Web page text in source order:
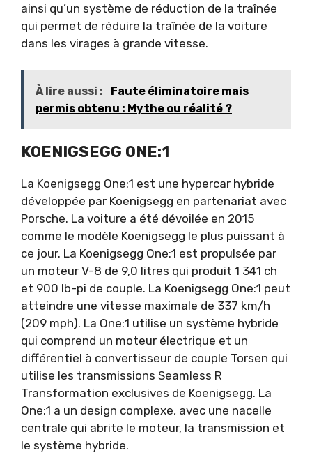
ainsi qu’un système de réduction de la traînée
qui permet de réduire la traînée de la voiture
dans les virages à grande vitesse.
À lire aussi :
Faute éliminatoire mais
permis obtenu : Mythe ou réalité ?
KOENIGSEGG ONE:1
La Koenigsegg One:1 est une hypercar hybride
développée par Koenigsegg en partenariat avec
Porsche. La voiture a été dévoilée en 2015
comme le modèle Koenigsegg le plus puissant à
ce jour. La Koenigsegg One:1 est propulsée par
un moteur V-8 de 9,0 litres qui produit 1 341 ch
et 900 lb-pi de couple. La Koenigsegg One:1 peut
atteindre une vitesse maximale de 337 km/h
(209 mph). La One:1 utilise un système hybride
qui comprend un moteur électrique et un
différentiel à convertisseur de couple Torsen qui
utilise les transmissions Seamless R
Transformation exclusives de Koenigsegg. La
One:1 a un design complexe, avec une nacelle
centrale qui abrite le moteur, la transmission et
le système hybride.